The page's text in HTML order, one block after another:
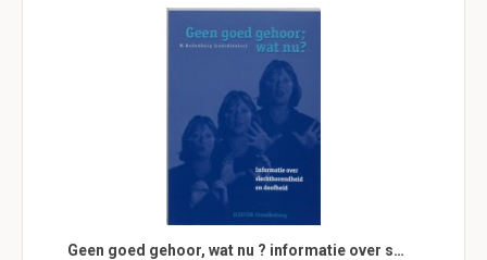
Geen goed gehoor, wat nu ? informatie over s…